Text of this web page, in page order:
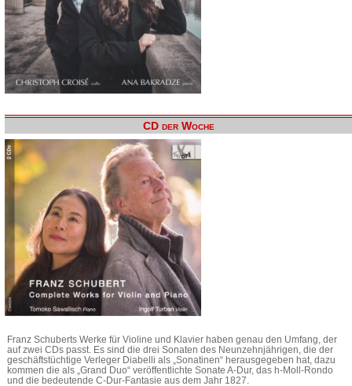
CD der Woche
Franz Schuberts Werke für Violine und Klavier haben genau den Umfang, der
auf zwei CDs passt. Es sind die drei Sonaten des Neunzehnjährigen, die der
geschäftstüchtige Verleger Diabelli als „Sonatinen“ herausgegeben hat, dazu
kommen die als „Grand Duo“ veröffentlichte Sonate A-Dur, das h-Moll-Rondo
und die bedeutende C-Dur-Fantasie aus dem Jahr 1827.